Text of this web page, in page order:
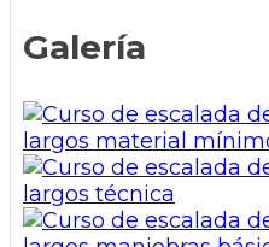
Galería